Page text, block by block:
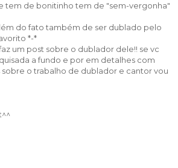
tem de bonitinho tem de "sem-vergonha"
do fato também de ser dublado pelo
*-*
um post sobre o dublador dele!! se vc
a fundo e por em detalhes com
sobre o trabalho de dublador e cantor vou